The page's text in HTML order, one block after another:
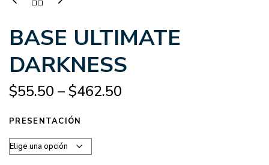
BASE ULTIMATE
DARKNESS
$55.50 –$462.50
PRESENTACIÓN